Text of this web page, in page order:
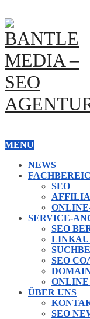
MENU
NEWS
SEO
SERVICE-
SEO
SEO
ÜBER UNS
SEO